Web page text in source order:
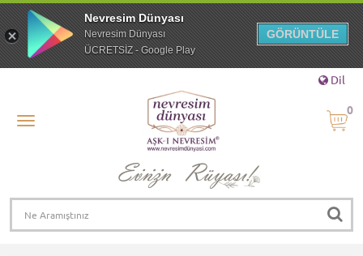
Dil
0
Nevresim Dünyası
Nevresim Dünyası
ÜCRETSİZ - Google Play
GÖRÜNTÜLE